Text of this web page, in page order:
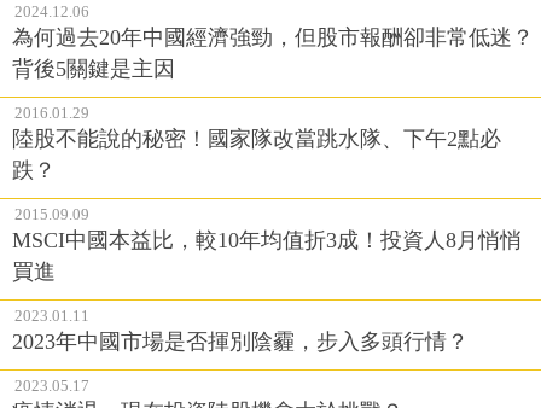
2024.12.06
為何過去20年中國經濟強勁，但股市報酬卻非常低迷？
背後5關鍵是主因
2016.01.29
陸股不能說的秘密！國家隊改當跳水隊、下午2點必
跌？
2015.09.09
MSCI中國本益比，較10年均值折3成！投資人8月悄悄
買進
2023.01.11
2023年中國市場是否揮別陰霾，步入多頭行情？
2023.05.17